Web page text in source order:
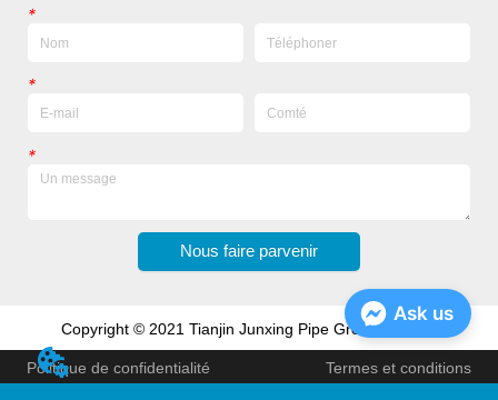
*
*
*
Nous faire parvenir
Copyright © 2021 Tianjin Junxing Pipe Group Co., Ltd
Politique de confidentialité Termes et conditions
Ask us